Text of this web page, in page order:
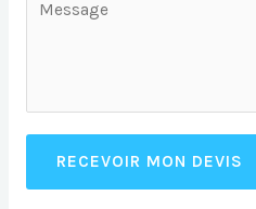
RECEVOIR MON DEVIS